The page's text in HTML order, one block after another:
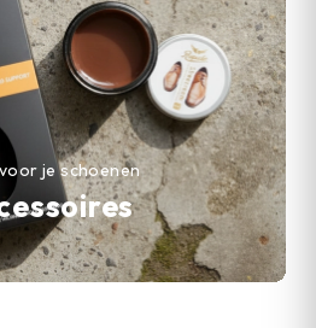
je schoenen